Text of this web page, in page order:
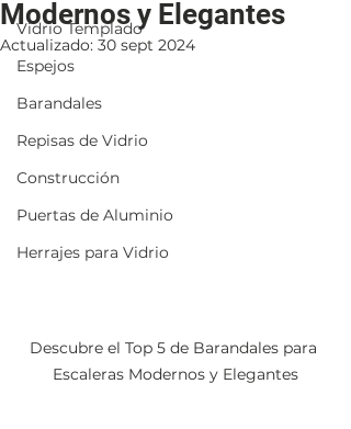
Vidrio Templado
Espejos
Barandales
Repisas de Vidrio
Construcción
Puertas de Aluminio
Herrajes para Vidrio
Modernos y Elegantes
Actualizado: 30 sept 2024
Descubre el Top 5 de Barandales para
Escaleras Modernos y Elegantes